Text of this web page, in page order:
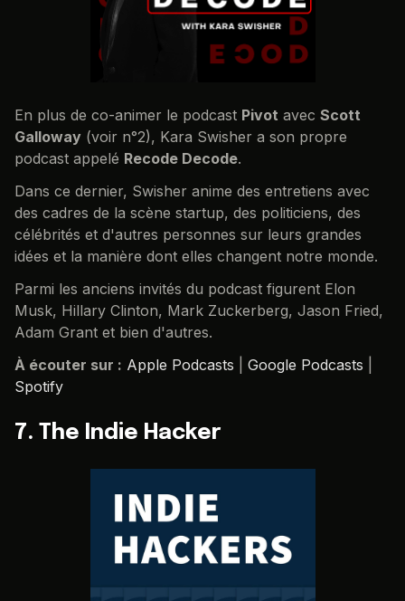
En plus de co-animer le podcast Pivot avec Scott
Galloway (voir n°2), Kara Swisher a son propre
podcast appelé Recode Decode.
Dans ce dernier, Swisher anime des entretiens avec
des cadres de la scène startup, des politiciens, des
célébrités et d'autres personnes sur leurs grandes
idées et la manière dont elles changent notre monde.
Parmi les anciens invités du podcast figurent Elon
Musk, Hillary Clinton, Mark Zuckerberg, Jason Fried,
Adam Grant et bien d'autres.
À écouter sur : Apple Podcasts Google Podcasts
Spotify
7. The Indie Hacker